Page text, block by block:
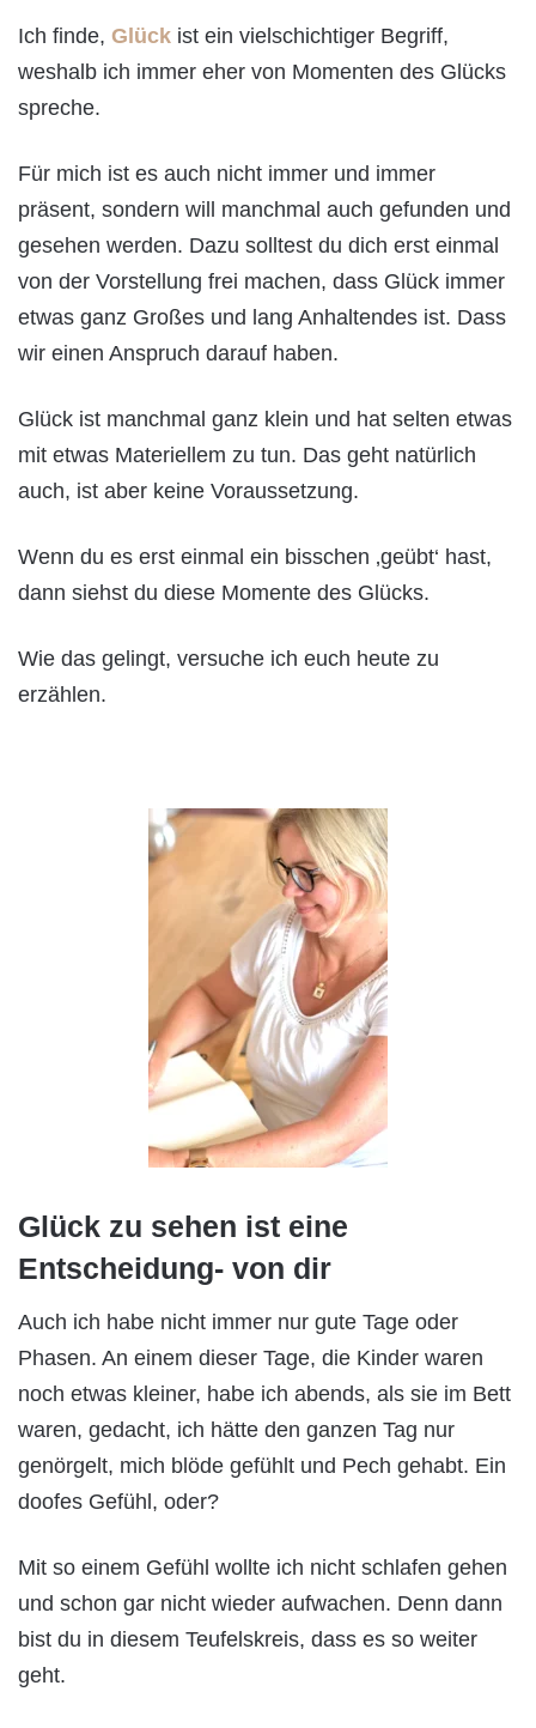
Ich finde, Glück ist ein vielschichtiger Begriff,
weshalb ich immer eher von Momenten des Glücks
spreche.
Für mich ist es auch nicht immer und immer
präsent, sondern will manchmal auch gefunden und
gesehen werden. Dazu solltest du dich erst einmal
von der Vorstellung frei machen, dass Glück immer
etwas ganz Großes und lang Anhaltendes ist. Dass
wir einen Anspruch darauf haben.
Glück ist manchmal ganz klein und hat selten etwas
mit etwas Materiellem zu tun. Das geht natürlich
auch, ist aber keine Voraussetzung.
Wenn du es erst einmal ein bisschen ‚geübt‘ hast,
dann siehst du diese Momente des Glücks.
Wie das gelingt, versuche ich euch heute zu
erzählen.
Glück zu sehen ist eine
Entscheidung- von dir
Auch ich habe nicht immer nur gute Tage oder
Phasen. An einem dieser Tage, die Kinder waren
noch etwas kleiner, habe ich abends, als sie im Bett
waren, gedacht, ich hätte den ganzen Tag nur
genörgelt, mich blöde gefühlt und Pech gehabt. Ein
doofes Gefühl, oder?
Mit so einem Gefühl wollte ich nicht schlafen gehen
und schon gar nicht wieder aufwachen. Denn dann
bist du in diesem Teufelskreis, dass es so weiter
geht.